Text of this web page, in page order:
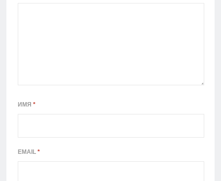
ИМЯ *
EMAIL *